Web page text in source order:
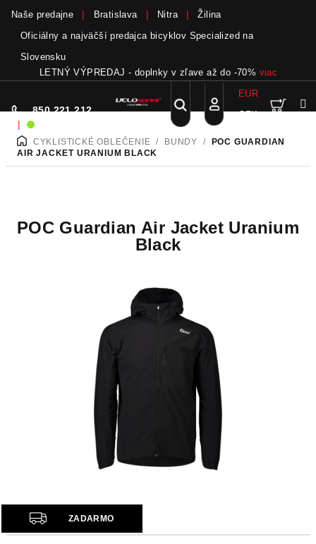
obsah
Naše predajne Bratislava Nitra
Žilina
Oficiálny a najväčší predajca bicyklov Specialized na
Slovensku
LETNÝ VÝPREDAJ - doplnky v zľave až do -70% viac
850 221 212
|
Hľadať
Prihlásenie
EUR
CZK
DOMOVCYKLISTICKÉ OBLEČENIE / BUNDY /
POC GUARDIAN
AIR JACKET URANIUM BLACK
POC Guardian Air Jacket Uranium
Black
Z
A
ZADARMO